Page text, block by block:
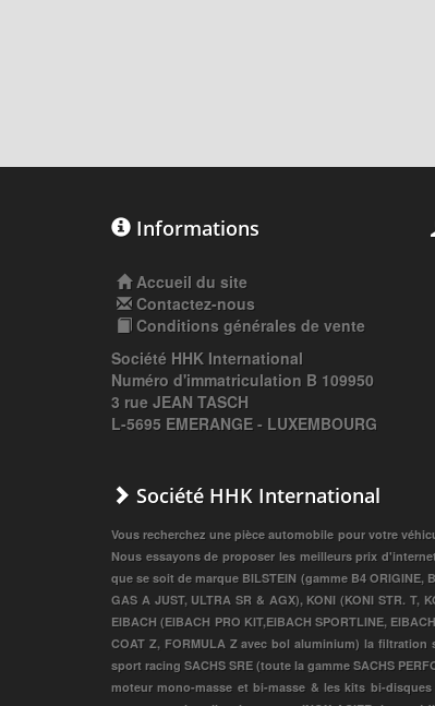
Informations
Accueil du site
Contactez-nous
Conditions générales de vente
Société HHK International
Numéro d'immatriculation B 109950
3 rue JEAN TASCH
L-5695 EMERANGE - LUXEMBOURG
Société HHK International
Vous recherchez une pièce automobile pour votre
Nous essayons de proposer les meilleurs prix
que se soit de marque BILSTEIN (gamme B4 ORIGINE,
GAS A JUST, ULTRA SR & AGX), KONI (KONI STR. T,
EIBACH (EIBACH PRO KIT,EIBACH SPORTLINE,
COAT Z, FORMULA Z avec bol aluminium) la
sport racing SACHS SRE (toute la gamme SACHS
moteur mono-masse et bi-masse & les kits bi-disques